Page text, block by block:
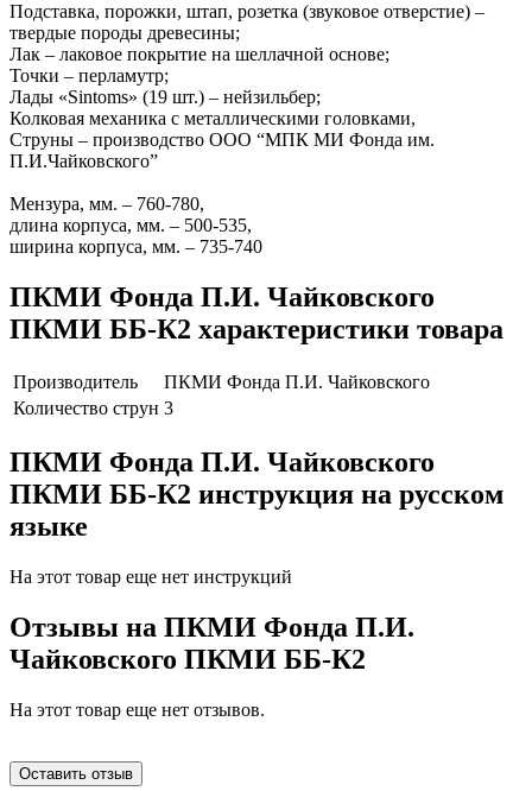
Подставка, порожки, штап, розетка (звуковое отверстие) –
твердые породы древесины;
Лак – лаковое покрытие на шеллачной основе;
Точки – перламутр;
Лады «Sintoms» (19 шт.) – нейзильбер;
Колковая механика с металлическими головками,
Струны – производство ООО “МПК МИ Фонда им.
П.И.Чайковского”
Мензура, мм. – 760-780,
длина корпуса, мм. – 500-535,
ширина корпуса, мм. – 735-740
ПКМИ Фонда П.И. Чайковского
ПКМИ ББ-К2 характеристики товара
Производитель
ПКМИ Фонда П.И. Чайковского
Количество струн 3
ПКМИ Фонда П.И. Чайковского
ПКМИ ББ-К2 инструкция на русском
языке
На этот товар еще нет инструкций
Отзывы на ПКМИ Фонда П.И.
Чайковского ПКМИ ББ-К2
На этот товар еще нет отзывов.
Оставить отзыв